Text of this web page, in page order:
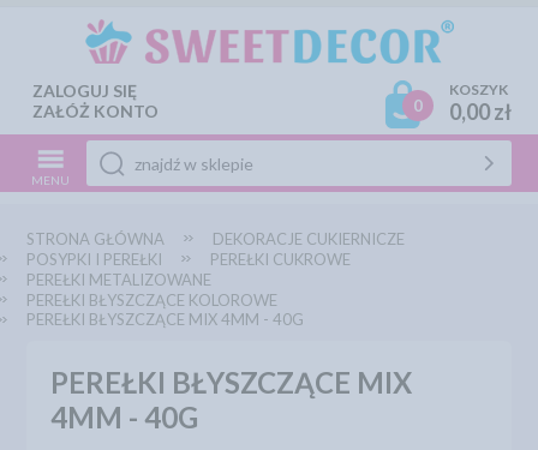
ZALOGUJ SIĘ
ZAŁÓŻ KONTO
0
KOSZYK
0,00 zł
MENU
STRONA GŁÓWNA
DEKORACJE CUKIERNICZE
POSYPKI I PEREŁKI
PEREŁKI CUKROWE
PEREŁKI METALIZOWANE
PEREŁKI BŁYSZCZĄCE KOLOROWE
PEREŁKI BŁYSZCZĄCE MIX 4MM - 40G
PEREŁKI BŁYSZCZĄCE MIX
4MM - 40G